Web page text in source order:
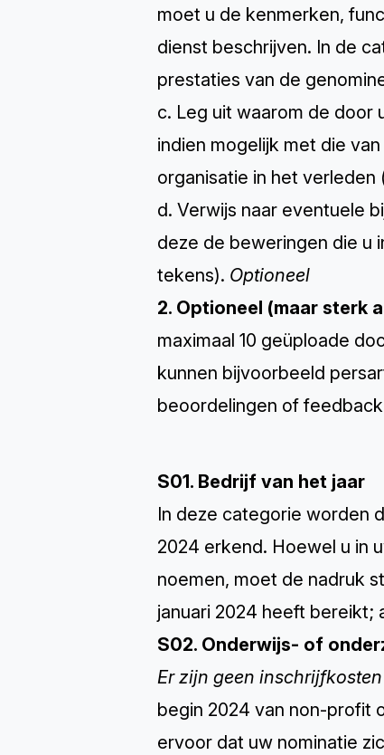
moet u de kenmerken,
dienst beschrijven. In de
prestaties van de
c. Leg uit waarom de door
indien mogelijk met die
organisatie in het verleden
d. Verwijs naar eventuele
deze de beweringen die u
tekens). Optioneel
2. Optioneel (maar sterk
maximaal 10 geüploade
kunnen bijvoorbeeld
beoordelingen of
S01. Bedrijf van het jaar
In deze categorie worden
2024 erkend. Hoewel u in
noemen, moet de nadruk
januari 2024 heeft bereikt;
S02. Onderwijs- of
Er zijn geen
begin 2024 van non-profit
ervoor dat uw nominatie